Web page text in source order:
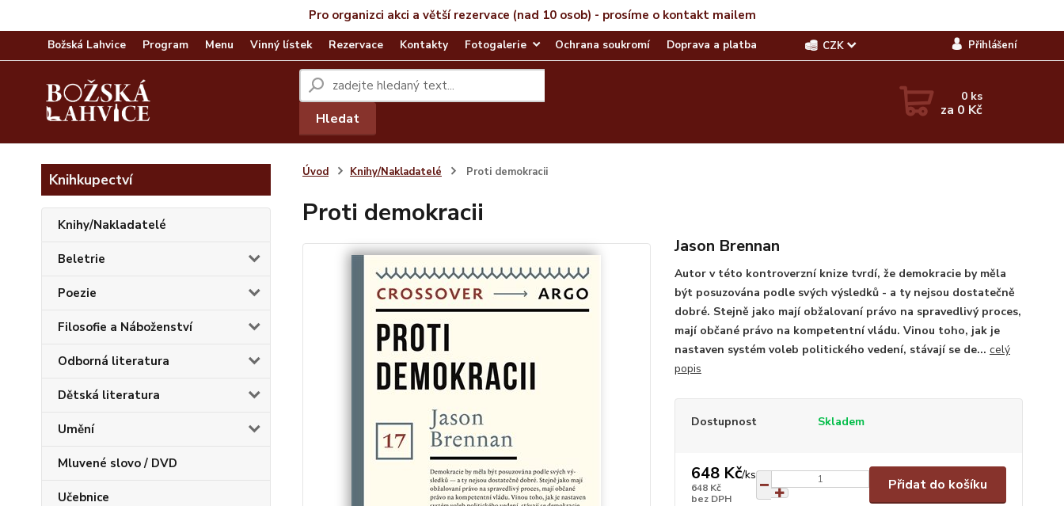
Pro organizci akci a větší rezervace (nad 10 osob) - prosíme o kontakt mailem
Božská Lahvice Program Menu Vinný lístek Rezervace Kontakty Fotogalerie Ochrana soukromí Doprava a platba CZK Přihlášení
Hledat
0 ks
za 0 Kč
Knihkupectví
Knihy/Nakladatelé
Beletrie
Poezie
Filosofie a Náboženství
Odborná literatura
Dětská literatura
Umění
Mluvené slovo / DVD
Učebnice
Úvod Knihy/Nakladatelé Proti demokracii
Proti demokracii
Jason Brennan
Autor v této kontroverzní knize tvrdí, že demokracie by měla
být posuzována podle svých výsledků - a ty nejsou dostatečně
dobré. Stejně jako mají obžalovaní právo na spravedlivý proces,
mají občané právo na kompetentní vládu. Vinou toho, jak je
nastaven systém voleb politického vedení, stávají se de... celý
popis
Dostupnost Skladem
648 Kč/ks
648 Kč
bez DPH
Přidat do košíku